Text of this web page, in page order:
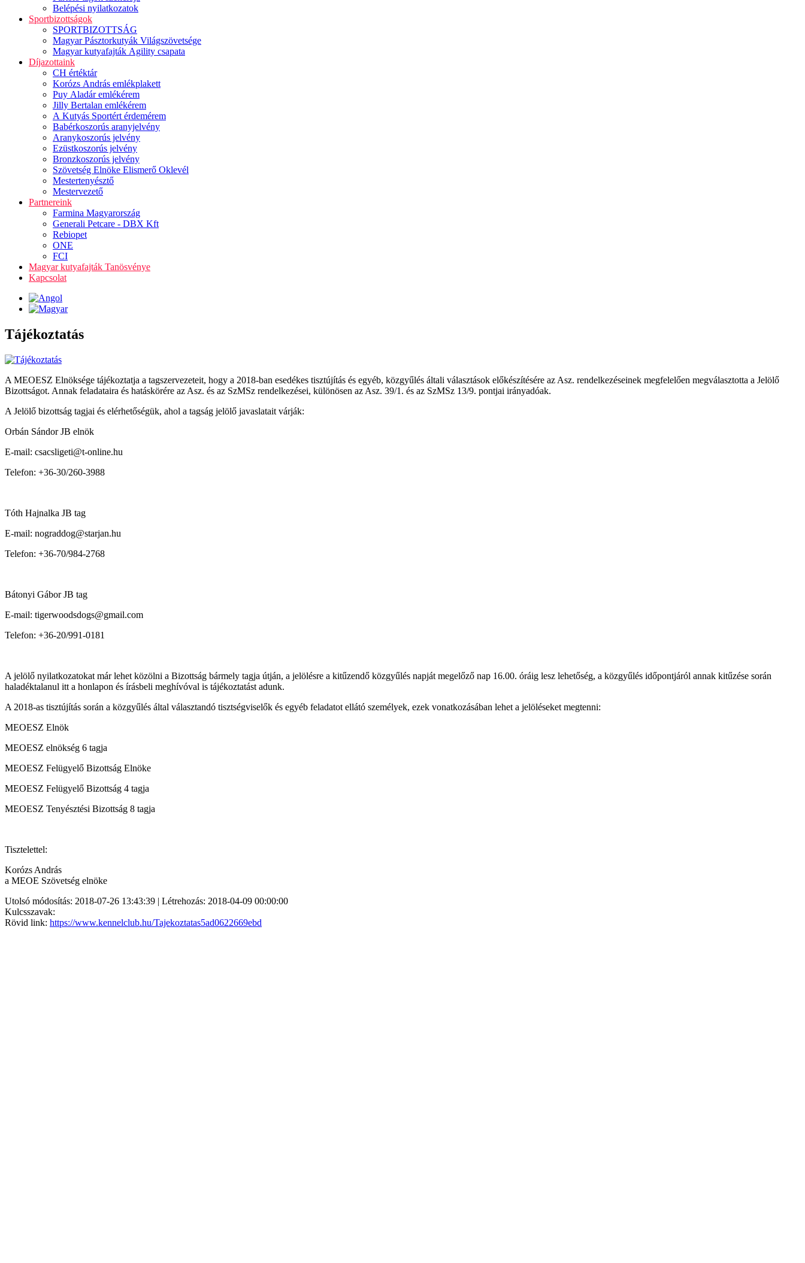
Belépési nyilatkozatok
Sportbizottságok
SPORTBIZOTTSÁG
Magyar Pásztorkutyák Világszövetsége
Magyar kutyafajták Agility csapata
Díjazottaink
CH értéktár
Korózs András emlékplakett
Puy Aladár emlékérem
Jilly Bertalan emlékérem
A Kutyás Sportért érdemérem
Babérkoszorús aranyjelvény
Aranykoszorús jelvény
Ezüstkoszorús jelvény
Bronzkoszorús jelvény
Szövetség Elnöke Elismerő Oklevél
Mestertenyésztő
Mestervezető
Partnereink
Farmina Magyarország
Generali Petcare - DBX Kft
Rebiopet
ONE
FCI
Magyar kutyafajták Tanösvénye
Kapcsolat
Tájékoztatás
A MEOESZ Elnöksége tájékoztatja a tagszervezeteit, hogy a 2018-ban esedékes tisztújítás és egyéb, közgyűlés általi választások előkészítésére az Asz. rendelkezéseinek megfelelően megválasztotta a Jelölő
Bizottságot. Annak feladataira és hatáskörére az Asz. és az SzMSz rendelkezései, különösen az Asz. 39/1. és az SzMSz 13/9. pontjai irányadóak.
A Jelölő bizottság tagjai és elérhetőségük, ahol a tagság jelölő javaslatait várják:
Orbán Sándor JB elnök
E-mail: csacsligeti@t-online.hu
Telefon: +36-30/260-3988
Tóth Hajnalka JB tag
E-mail: nograddog@starjan.hu
Telefon: +36-70/984-2768
Bátonyi Gábor JB tag
E-mail: tigerwoodsdogs@gmail.com
Telefon: +36-20/991-0181
A jelölő nyilatkozatokat már lehet közölni a Bizottság bármely tagja útján, a jelölésre a kitűzendő közgyűlés napját megelőző nap 16.00. óráig lesz lehetőség, a közgyűlés időpontjáról annak kitűzése során
haladéktalanul itt a honlapon és írásbeli meghívóval is tájékoztatást adunk.
A 2018-as tisztújítás során a közgyűlés által választandó tisztségviselők és egyéb feladatot ellátó személyek, ezek vonatkozásában lehet a jelöléseket megtenni:
MEOESZ Elnök
MEOESZ elnökség 6 tagja
MEOESZ Felügyelő Bizottság Elnöke
MEOESZ Felügyelő Bizottság 4 tagja
MEOESZ Tenyésztési Bizottság 8 tagja
Tisztelettel:
Korózs András
a MEOE Szövetség elnöke
Utolsó módosítás: 2018-07-26 13:43:39 | Létrehozás: 2018-04-09 00:00:00
Kulcsszavak:
Rövid link: https://www.kennelclub.hu/Tajekoztatas5ad0622669ebd